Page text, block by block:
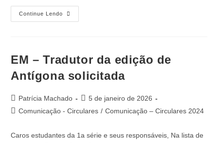
Continue Lendo
EM – Tradutor da edição de
Antígona solicitada
Patrícia Machado
5 de janeiro de 2026
Comunicação - Circulares / Comunicação – Circulares 2024
Caros estudantes da 1a série e seus responsáveis, Na lista de